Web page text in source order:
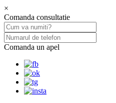
×
Comanda consultatie
Comanda un apel